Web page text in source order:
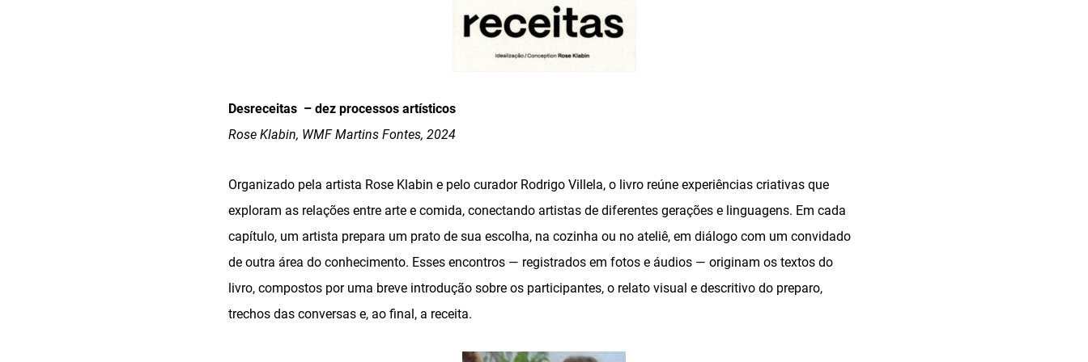
Desreceitas – dez processos artísticos
Rose Klabin, WMF Martins Fontes, 2024
Organizado pela artista Rose Klabin e pelo curador Rodrigo Villela, o livro reúne experiências criativas que
exploram as relações entre arte e comida, conectando artistas de diferentes gerações e linguagens. Em cada
capítulo, um artista prepara um prato de sua escolha, na cozinha ou no ateliê, em diálogo com um convidado
de outra área do conhecimento. Esses encontros — registrados em fotos e áudios — originam os textos do
livro, compostos por uma breve introdução sobre os participantes, o relato visual e descritivo do preparo,
trechos das conversas e, ao final, a receita.